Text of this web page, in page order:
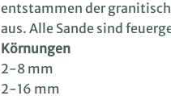
entstammen der
aus. Alle Sande sind
Körnungen
2-8 mm
2-16 mm